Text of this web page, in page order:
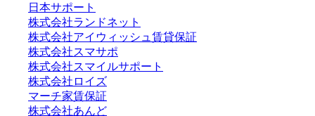
日本サポート
株式会社ランドネット
株式会社アイウィッシュ賃貸保証
株式会社スマサポ
株式会社スマイルサポート
株式会社ロイズ
マーチ家賃保証
株式会社あんど